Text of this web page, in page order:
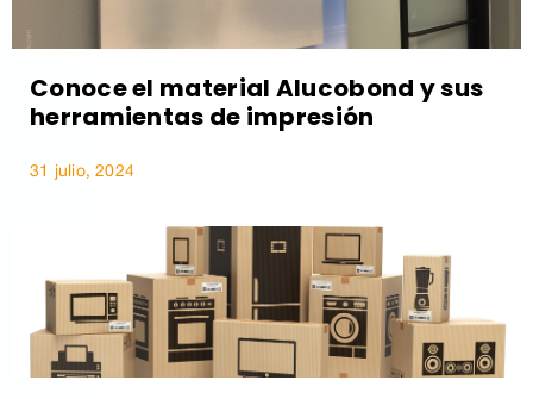
Conoce el material Alucobond y sus
herramientas de impresión
31 julio, 2024